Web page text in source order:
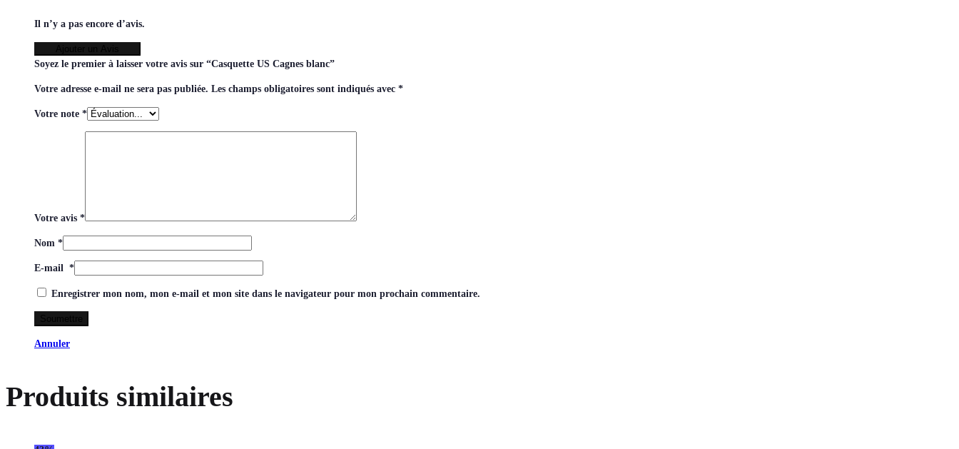
Il n’y a pas encore d’avis.
Soyez le premier à laisser votre avis sur “Casquette US Cagnes blanc”
Votre adresse e-mail ne sera pas publiée. Les champs obligatoires sont indiqués avec *
Votre note *
Votre avis *
Nom *
E-mail *
Enregistrer mon nom, mon e-mail et mon site dans le navigateur pour mon prochain commentaire.
Annuler
Produits similaires